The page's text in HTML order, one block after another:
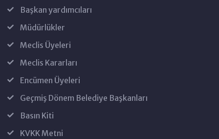
Başkan yardımcıları
Müdürlükler
Meclis Üyeleri
Meclis Kararları
Encümen Üyeleri
Geçmiş Dönem Belediye Başkanları
Basın Kiti
KVKK Metni